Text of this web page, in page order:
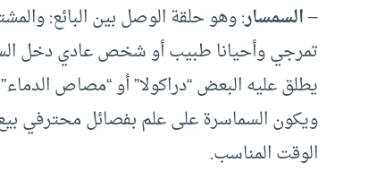
–السمسار: وهو حلقة الوصل بين البائع:
تمرجي وأحيانا طبيب أو شخص عادي دخل
يطلق عليه البعض “دراكولا” أو “مصاص
ويكون السماسرة على علم بفصائل محترفي
الوقت المناسب.